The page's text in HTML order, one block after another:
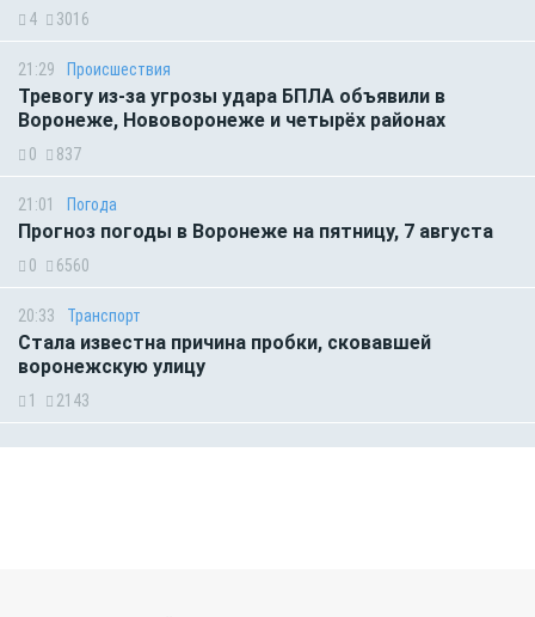
4 3016
21:29 Происшествия
Тревогу из-за угрозы удара БПЛА объявили в
Воронеже, Нововоронеже и четырёх районах
0 837
21:01 Погода
Прогноз погоды в Воронеже на пятницу, 7 августа
0 6560
20:33 Транспорт
Стала известна причина пробки, сковавшей
воронежскую улицу
1 2143